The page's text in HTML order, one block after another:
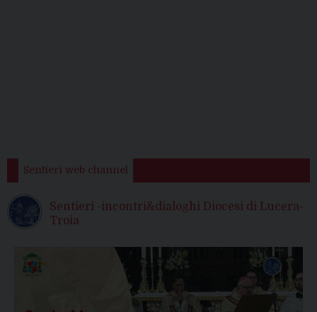
Sentieri web channel
Sentieri -incontri&dialoghi Diocesi di Lucera-
Troia